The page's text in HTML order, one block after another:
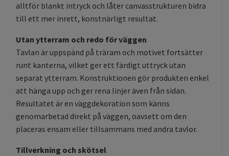
alltför blankt intryck och låter canvasstrukturen bidra
till ett mer inrett, konstnärligt resultat.
Utan ytterram och redo för väggen
Tavlan är uppspänd på träram och motivet fortsätter
runt kanterna, vilket ger ett färdigt uttryck utan
separat ytterram. Konstruktionen gör produkten enkel
att hänga upp och ger rena linjer även från sidan.
Resultatet är en väggdekoration som känns
genomarbetad direkt på väggen, oavsett om den
placeras ensam eller tillsammans med andra tavlor.
Tillverkning och skötsel